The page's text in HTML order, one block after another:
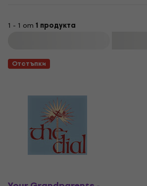
1 - 1 от 1 продукта
Отстъпки